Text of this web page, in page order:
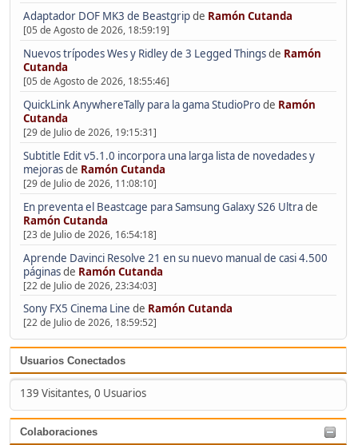
Adaptador DOF MK3 de Beastgripde Ramón Cutanda
[05 de Agosto de 2026, 18:59:19]
Nuevos trípodes Wes y Ridley de 3 Legged Thingsde Ramón
Cutanda
[05 de Agosto de 2026, 18:55:46]
QuickLink AnywhereTally para la gama StudioProde Ramón
Cutanda
[29 de Julio de 2026, 19:15:31]
Subtitle Edit v5.1.0 incorpora una larga lista de novedades y
mejorasde Ramón Cutanda
[29 de Julio de 2026, 11:08:10]
En preventa el Beastcage para Samsung Galaxy S26 Ultrade
Ramón Cutanda
[23 de Julio de 2026, 16:54:18]
Aprende Davinci Resolve 21 en su nuevo manual de casi 4.500
páginasde Ramón Cutanda
[22 de Julio de 2026, 23:34:03]
Sony FX5 Cinema Line de Ramón Cutanda
[22 de Julio de 2026, 18:59:52]
Usuarios Conectados
139 Visitantes, 0 Usuarios
Colaboraciones